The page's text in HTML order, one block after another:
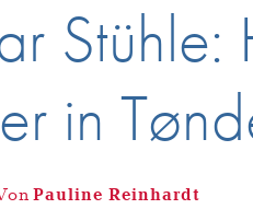
Stühle:
in
Pauline Reinhardt